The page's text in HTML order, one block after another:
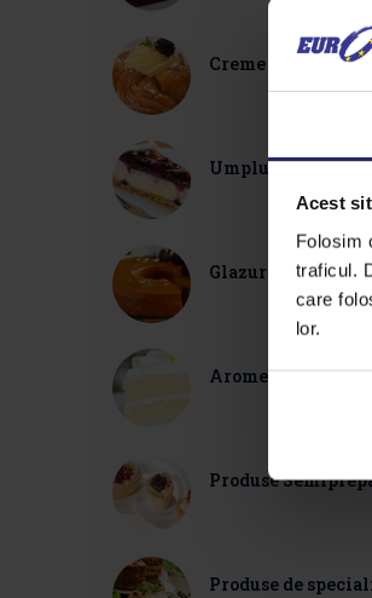
Acest
Folosim
traficul.
care
lor.
Creme Rhapsody
Umpluturi de
Glazuri
Arome
Produse
Produse de